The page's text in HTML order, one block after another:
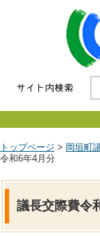
トップページ > 岡垣町
令和6年4月分
議長交際費令